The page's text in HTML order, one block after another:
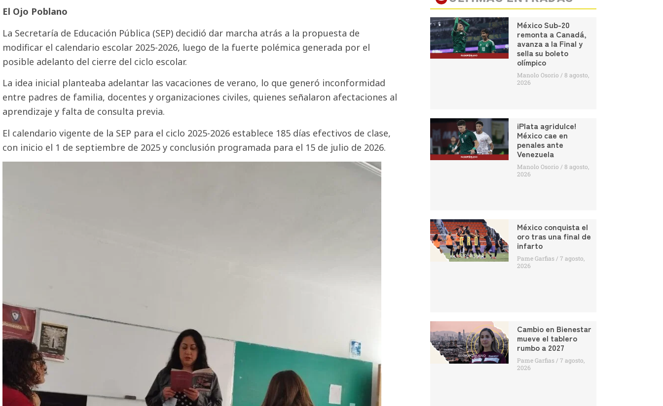
El Ojo Poblano
La Secretaría de Educación Pública (SEP) decidió dar marcha atrás a la propuesta de
modificar el calendario escolar 2025-2026, luego de la fuerte polémica generada por el
posible adelanto del cierre del ciclo escolar.
La idea inicial planteaba adelantar las vacaciones de verano, lo que generó inconformidad
entre padres de familia, docentes y organizaciones civiles, quienes señalaron afectaciones al
aprendizaje y falta de consulta previa.
El calendario vigente de la SEP para el ciclo 2025-2026 establece 185 días efectivos de clase,
con inicio el 1 de septiembre de 2025 y conclusión programada para el 15 de julio de 2026.
México Sub-20
remonta a Canadá,
avanza a la Final y
sella su boleto
olímpico
Manolo Osorio
8 agosto,
2026
¡Plata agridulce!
México cae en
penales ante
Venezuela
Manolo Osorio
8 agosto,
2026
México conquista el
oro tras una final de
infarto
Pame Garfias
7 agosto,
2026
Cambio en Bienestar
mueve el tablero
rumbo a 2027
Pame Garfias
7 agosto,
2026